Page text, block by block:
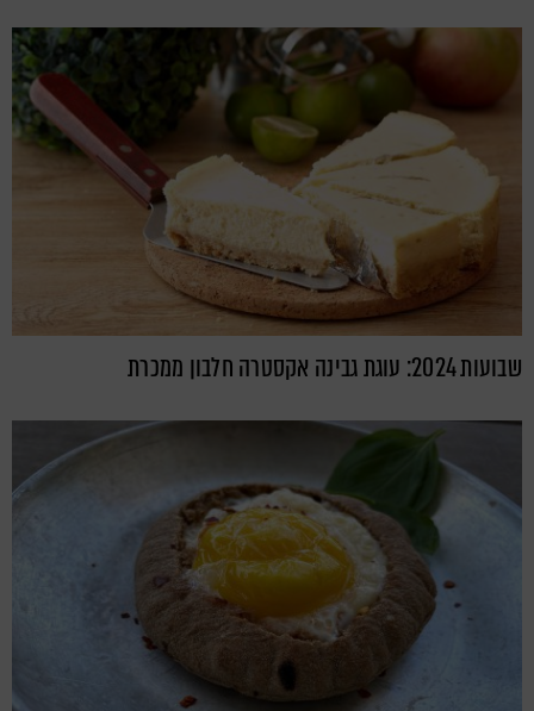
שבועות 2024: עוגת גבינה אקסטרה חלבון ממכרת